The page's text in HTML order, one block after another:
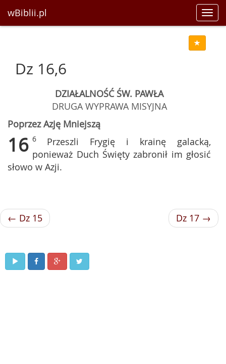
wBiblii.pl
Dz 16,6
DZIAŁALNOŚĆ ŚW. PAWŁA
DRUGA WYPRAWA MISYJNA
Poprzez Azję Mniejszą
16 6 Przeszli Frygię i krainę galacką,
ponieważ Duch Święty zabronił im głosić
słowo w Azji.
← Dz 15 Dz 17 →